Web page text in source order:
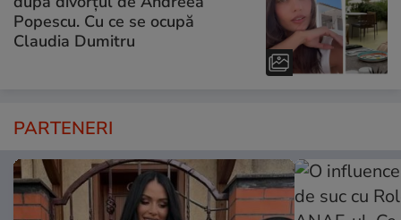
Popescu. Cu ce se ocupă
Claudia Dumitru
PARTENERI